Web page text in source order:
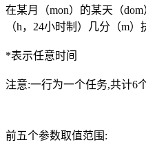
在某月（mon）的某天（
（h，24小时制）几分（m）
*表示任意时间
注意:一行为一个任务,共计6
前五个参数取值范围: